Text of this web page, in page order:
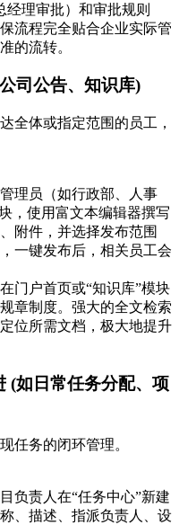
经理审批）和审批规则
流程完全贴合企业实际管
的流转。
司公告、知识库)
全体或指定范围的员工，
理员（如行政部、人事
，使用富文本编辑器撰写
附件，并选择发布范围
一键发布后，相关员工会
门户首页或“知识库”模块
章制度。强大的全文检索
位所需文档，极大地提升
(如日常任务分配、项
任务的闭环管理。
负责人在“任务中心”新建
、描述、指派负责人、设